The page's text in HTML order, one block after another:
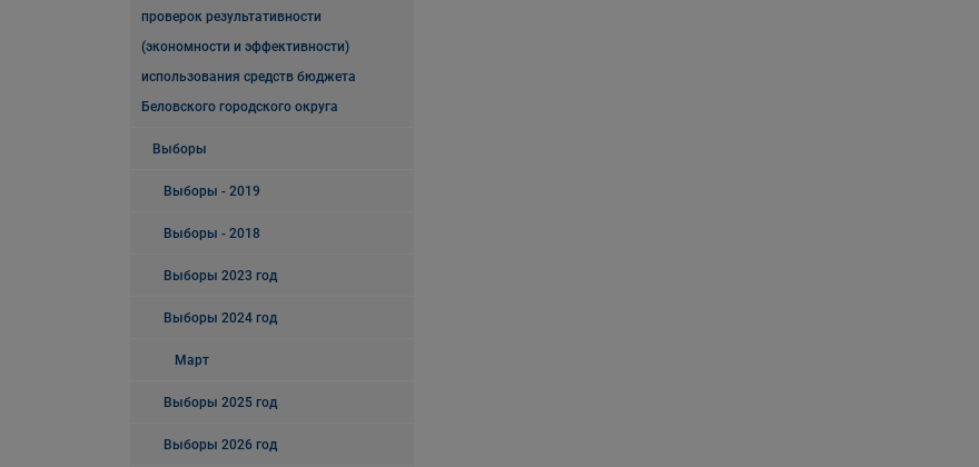
проверок результативности
(экономности и эффективности)
использования средств бюджета
Беловского городского округа
Выборы
Выборы - 2019
Выборы - 2018
Выборы 2023 год
Выборы 2024 год
Март
Выборы 2025 год
Выборы 2026 год